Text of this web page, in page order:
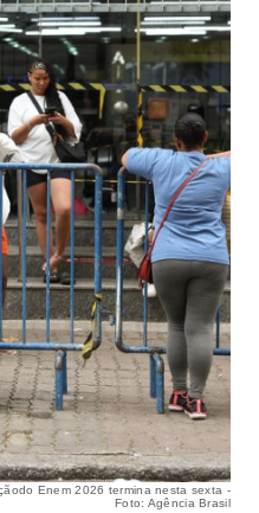
Enem 2026 termina nesta sexta -
Foto: Agência Brasil